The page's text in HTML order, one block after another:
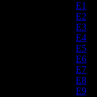
E1
E2
E3
E4
E5
E6
E7
E8
E9